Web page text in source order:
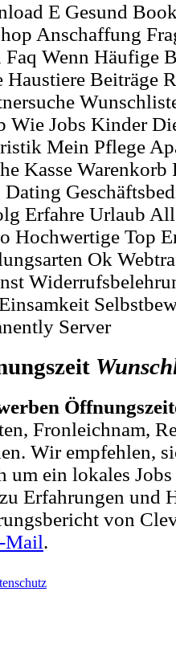
E Gesund
Anschaffung
Faq Wenn Häufige
Beiträge
Wie Jobs Kinder
Mein Pflege
Kasse
Erfahre Urlaub
Hochwertige Top
Ok
Server
Fronleichnam,
Wir empfehlen,
um ein lokales
Erfahrungen und
von
Mail.